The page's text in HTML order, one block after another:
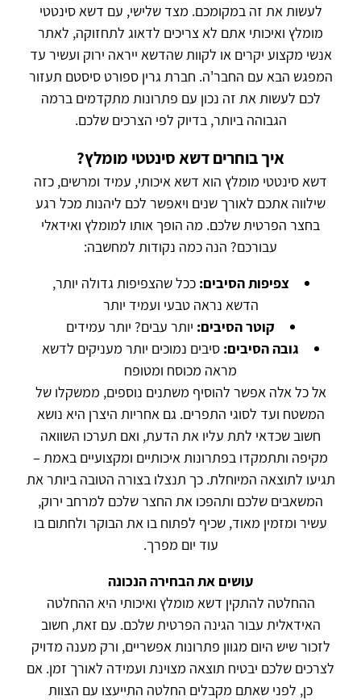
לעשות את זה במקומכם. מצד שלישי, עם דשא סינטטי
מומלץ ואיכותי אתם לא צריכים לדאוג לתחזוקה, לאתר
אנשי מקצוע יקרים או לקוות שהדשא ייראה ירוק ועשיר עד
המפגש הבא עם החבר'ה. חברת גרין ספורט סיסטם תעזור
לכם לעשות את זה נכון עם פתרונות מתקדמים ברמה
הגבוהה ביותר, בדיוק לפי הצרכים שלכם.
איך בוחרים דשא סינטטי מומלץ?
דשא סינטטי מומלץ הוא דשא איכותי, עמיד ומרשים, כזה
שילווה אתכם לאורך שנים ויאפשר לכם ליהנות מכל רגע
בחצר הפרטית שלכם. מה הופך אותו למומלץ ואידאלי
עבורכם? הנה כמה נקודות למחשבה:
צפיפות הסיבים: ככל שהצפיפות גדולה יותר,
הדשא נראה טבעי ועמיד יותר
קוטר הסיבים: יותר עבים? יותר עמידים
גובה הסיבים: סיבים נמוכים יותר מעניקים לדשא
מראה מכוסח ומטופח
אל כל אלה אפשר להוסיף משתנים נוספים, ממשקלו של
המשטח ועד לסוגי התפרים. גם אחריות היצרן היא נושא
חשוב שכדאי לתת עליו את הדעת, ואם תערכו השוואה
מקיפה ותתמקדו בפתרונות איכותיים ומקצועיים באמת –
תגיעו לתוצאה המיוחלת. כך תנצלו בצורה הטובה ביותר את
המשאבים שלכם ותהפכו את החצר שלכם למרחב ירוק,
עשיר ומזמין מאוד, שכיף לפתוח בו את הבוקר ולחתום בו
עוד יום מפרך.
עושים את הבחירה הנכונה
ההחלטה להתקין דשא מומלץ ואיכותי היא ההחלטה
האידאלית עבור הגינה הפרטית שלכם. עם זאת, חשוב
לזכור שיש היום מגוון פתרונות אפשריים, ורק מענה מדויק
לצרכים שלכם יבטיח תוצאה מצוינת ועמידה לאורך זמן. אם
כן, לפני שאתם מקבלים החלטה התייעצו עם הצוות